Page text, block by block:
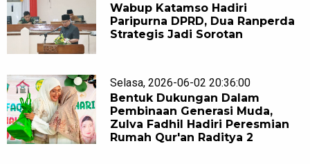
Wabup Katamso Hadiri
Paripurna DPRD, Dua Ranperda
Strategis Jadi Sorotan
Selasa, 2026-06-02 20:36:00
Bentuk Dukungan Dalam
Pembinaan Generasi Muda,
Zulva Fadhil Hadiri Peresmian
Rumah Qur'an Raditya 2